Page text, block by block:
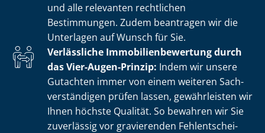
und alle relevanten rechtlichen
Bestimmungen. Zudem beantragen wir die
Unterlagen auf Wunsch für Sie.
Verlässliche Im­mo­bi­li­en­be­wer­tung durch
das Vier-Augen-Prinzip: Indem wir unsere
Gutachten immer von einem weiteren Sach­
ver­stän­di­gen prüfen lassen, gewährleisten wir
Ihnen höchste Qualität. So bewahren wir Sie
zuverlässig vor gravierenden Fehl­ent­schei­